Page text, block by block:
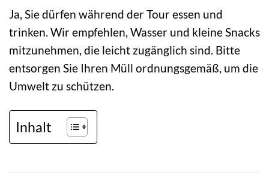
Ja, Sie dürfen während der Tour essen und
trinken. Wir empfehlen, Wasser und kleine Snacks
mitzunehmen, die leicht zugänglich sind. Bitte
entsorgen Sie Ihren Müll ordnungsgemäß, um die
Umwelt zu schützen.
Inhalt